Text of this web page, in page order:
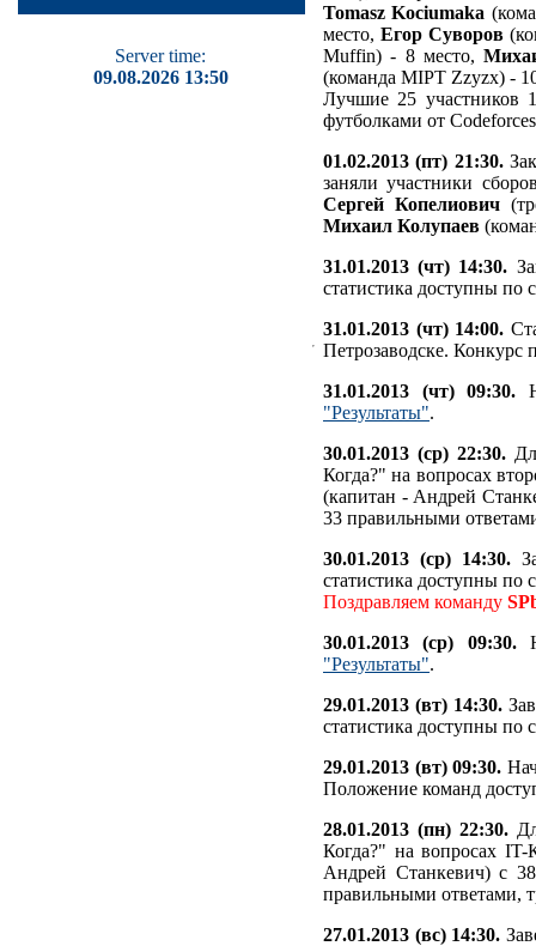
Server time:
09.08.2026 13:50
Tomasz Kociumaka
место, Егор Суворов
Muffin) - 8 место,
(команда MIPT Zzyzx) -
Лучшие 25 участников
футболками от
01.02.2013 (пт) 21:30.
заняли участники
Сергей Копелиович
Михаил Колупаев
31.01.2013 (чт) 14:30.
статистика доступны по
31.01.2013 (чт) 14:00.
Петрозаводске. Конкурс
31.01.2013 (чт) 09:30.
"Результаты".
30.01.2013 (ср) 22:30.
Когда?" на вопросах
(капитан - Андрей
33 правильными
30.01.2013 (ср) 14:30.
статистика доступны по
Поздравляем команду
30.01.2013 (ср) 09:30.
"Результаты".
29.01.2013 (вт) 14:30.
статистика доступны по
29.01.2013 (вт) 09:30.
Положение команд
28.01.2013 (пн) 22:30.
Когда?" на вопросах
Андрей Станкевич) c
правильными ответами,
27.01.2013 (вс) 14:30.